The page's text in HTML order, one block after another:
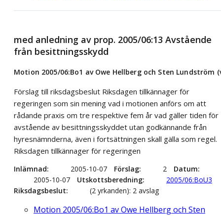
med anledning av prop. 2005/06:13 Avstående
från besittningsskydd
Motion 2005/06:Bo1 av Owe Hellberg och Sten Lundström
Förslag till riksdagsbeslut Riksdagen tillkännager för
regeringen som sin mening vad i motionen anförs om att
rådande praxis om tre respektive fem år vad gäller tiden för
avstående av besittningsskyddet utan godkännande från
hyresnämnderna, även i fortsättningen skall gälla som regel.
Riksdagen tillkännager för regeringen
Inlämnad 2005-10-07 Förslag 2
Datum
2005-10-07
Utskottsberedning
2005/06:BoU3
Riksdagsbeslut
(2 yrkanden): 2 avslag
Motion 2005/06:Bo1 av Owe Hellberg och Sten